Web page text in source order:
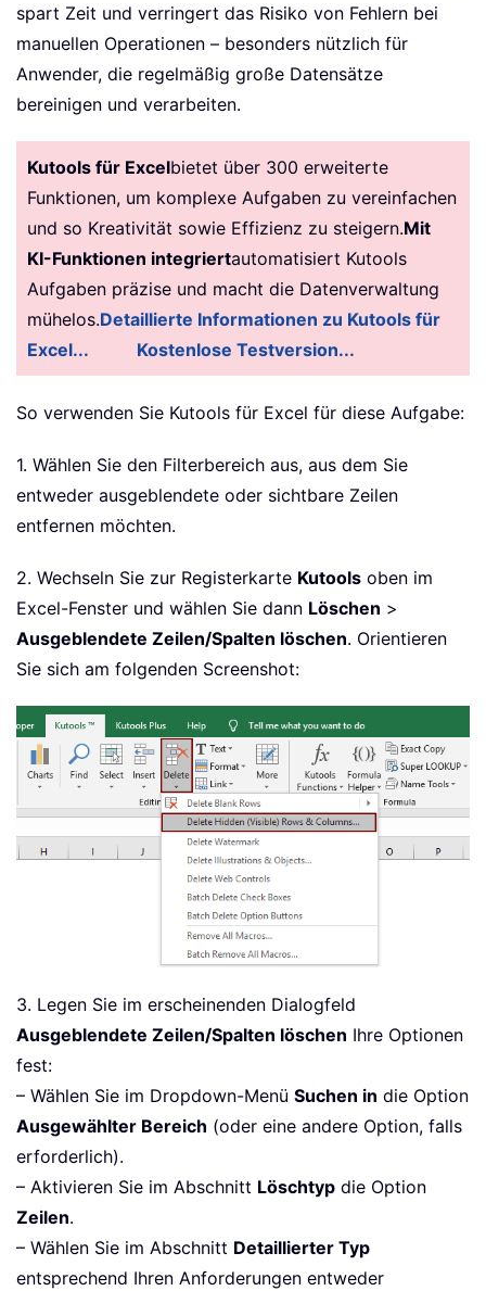
spart Zeit und verringert das Risiko von Fehlern bei
manuellen Operationen – besonders nützlich für
Anwender, die regelmäßig große Datensätze
bereinigen und verarbeiten.
Kutools für Excelbietet über 300 erweiterte
Funktionen, um komplexe Aufgaben zu vereinfachen
und so Kreativität sowie Effizienz zu steigern.Mit
KI-Funktionen integriertautomatisiert Kutools
Aufgaben präzise und macht die Datenverwaltung
mühelos.Detaillierte Informationen zu Kutools für
Excel...
Kostenlose Testversion...
So verwenden Sie Kutools für Excel für diese Aufgabe:
1. Wählen Sie den Filterbereich aus, aus dem Sie
entweder ausgeblendete oder sichtbare Zeilen
entfernen möchten.
2. Wechseln Sie zur Registerkarte Kutools oben im
Excel-Fenster und wählen Sie dann Löschen >
Ausgeblendete Zeilen/Spalten löschen. Orientieren
Sie sich am folgenden Screenshot:
3. Legen Sie im erscheinenden Dialogfeld
Ausgeblendete Zeilen/Spalten löschen Ihre Optionen
fest:
– Wählen Sie im Dropdown-Menü Suchen in die Option
Ausgewählter Bereich (oder eine andere Option, falls
erforderlich).
– Aktivieren Sie im Abschnitt Löschtyp die Option
Zeilen.
– Wählen Sie im Abschnitt Detaillierter Typ
entsprechend Ihren Anforderungen entweder